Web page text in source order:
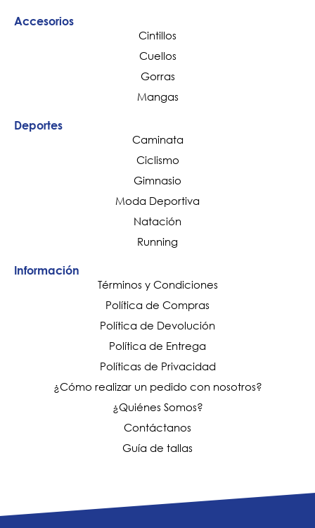
Accesorios
Cintillos
Cuellos
Gorras
Mangas
Deportes
Caminata
Ciclismo
Gimnasio
Moda Deportiva
Natación
Running
Información
Términos y Condiciones
Política de Compras
Política de Devolución
Política de Entrega
Políticas de Privacidad
¿Cómo realizar un pedido con nosotros?
¿Quiénes Somos?
Contáctanos
Guía de tallas